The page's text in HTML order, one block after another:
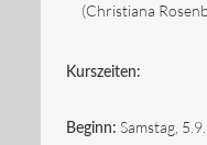
(Christiana
Kurszeiten:
Beginn: Samstag,